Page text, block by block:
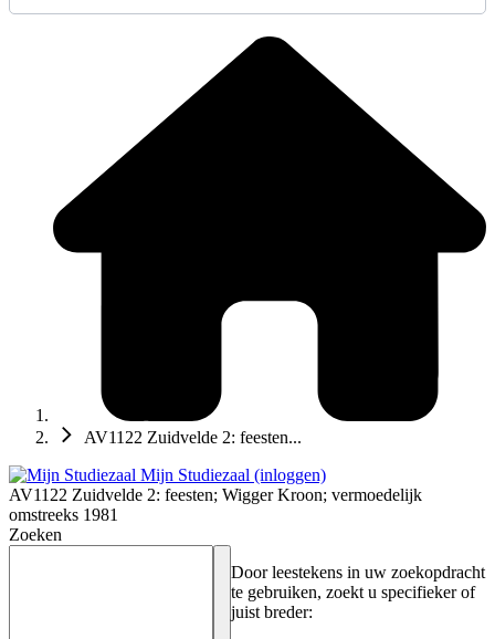
AV1122 Zuidvelde 2: feesten...
Mijn Studiezaal (inloggen)
AV1122 Zuidvelde 2: feesten; Wigger Kroon; vermoedelijk
omstreeks 1981
Zoeken
Door leestekens in uw zoekopdracht
te gebruiken, zoekt u specifieker of
juist breder: